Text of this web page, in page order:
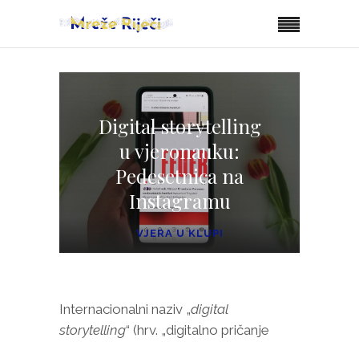
Digital storytelling
u vjeronauku:
Pedesetnica na
Instagramu
VJERA U KLUPI
Internacionalni naziv „digital
storytelling“ (hrv. „digitalno pričanje